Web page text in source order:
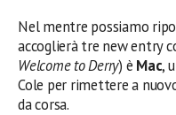
Nel mentre possiamo
accoglierà tre new entry
Welcome to Derry) è Mac,
Cole per rimettere a
da corsa.